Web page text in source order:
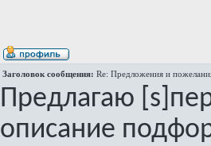
Заголовок сообщения: Re: Предложения и
Предлагаю
описание